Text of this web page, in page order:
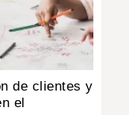
de clientes y
el